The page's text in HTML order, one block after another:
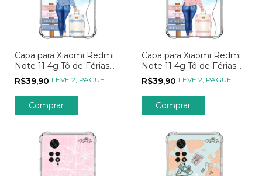
Capa para Xiaomi Redmi
Note 11 4g Tô de Férias
Girl Aventureira Azul
R$39,90 LEVE 2, PAGUE 1
Comprar
Capa para Xiaomi Redmi
Note 11 4g Tô de Férias
Girl Aventureira Rosa
R$39,90 LEVE 2, PAGUE 1
Comprar